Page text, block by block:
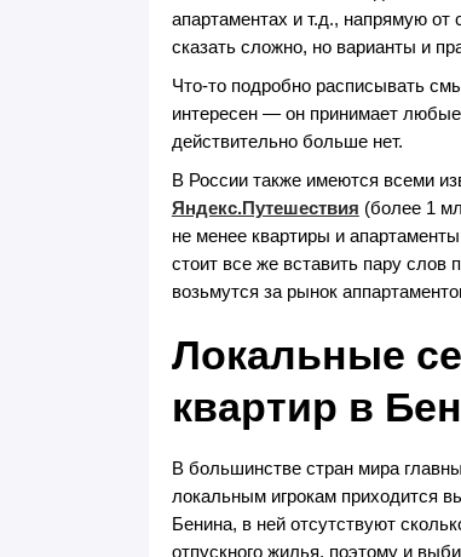
апартаментах и т.д., напрямую от
сказать сложно, но варианты и
Что-то подробно расписывать
интересен — он принимает любые
действительно больше нет.
В России также имеются всеми
Яндекс.Путешествия (более 1
не менее квартиры и
стоит все же вставить пару
возьмутся за рынок
Локальные
квартир в
В большинстве стран мира
локальным игрокам приходится
Бенина, в ней отсутствуют
отпускного жилья, поэтому и